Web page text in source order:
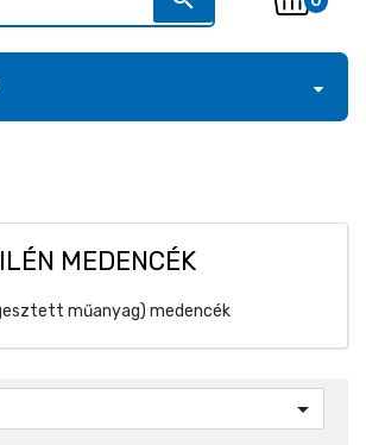
MEDENCÉK
műanyag) medencék
